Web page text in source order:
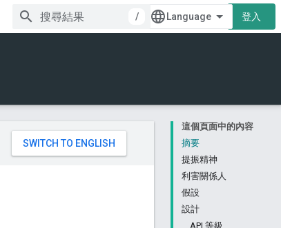
/
登入
這個頁面中的內容
摘要
提振精神
利害關係人
假設
設計
API 等級